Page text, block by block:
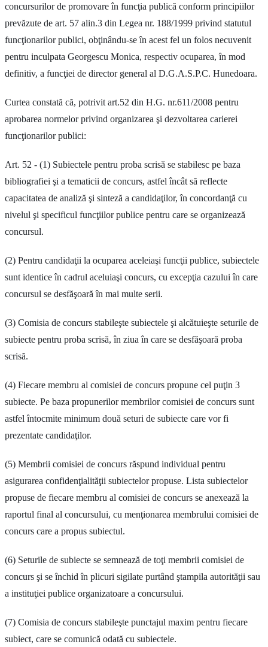
concursurilor de promovare în funcţia publică conform principiilor
prevăzute de art. 57 alin.3 din Legea nr. 188/1999 privind statutul
funcţionarilor publici, obţinându-se în acest fel un folos necuvenit
pentru inculpata Georgescu Monica, respectiv ocuparea, în mod
definitiv, a funcţiei de director general al D.G.A.S.P.C. Hunedoara.
Curtea constată că, potrivit art.52 din H.G. nr.611/2008 pentru
aprobarea normelor privind organizarea şi dezvoltarea carierei
funcţionarilor publici:
Art. 52 - (1) Subiectele pentru proba scrisă se stabilesc pe baza
bibliografiei şi a tematicii de concurs, astfel încât să reflecte
capacitatea de analiză şi sinteză a candidaţilor, în concordanţă cu
nivelul şi specificul funcţiilor publice pentru care se organizează
concursul.
(2) Pentru candidaţii la ocuparea aceleiaşi funcţii publice, subiectele
sunt identice în cadrul aceluiaşi concurs, cu excepţia cazului în care
concursul se desfăşoară în mai multe serii.
(3) Comisia de concurs stabileşte subiectele şi alcătuieşte seturile de
subiecte pentru proba scrisă, în ziua în care se desfăşoară proba
scrisă.
(4) Fiecare membru al comisiei de concurs propune cel puţin 3
subiecte. Pe baza propunerilor membrilor comisiei de concurs sunt
astfel întocmite minimum două seturi de subiecte care vor fi
prezentate candidaţilor.
(5) Membrii comisiei de concurs răspund individual pentru
asigurarea confidenţialităţii subiectelor propuse. Lista subiectelor
propuse de fiecare membru al comisiei de concurs se anexează la
raportul final al concursului, cu menţionarea membrului comisiei de
concurs care a propus subiectul.
(6) Seturile de subiecte se semnează de toţi membrii comisiei de
concurs şi se închid în plicuri sigilate purtând ştampila autorităţii sau
a instituţiei publice organizatoare a concursului.
(7) Comisia de concurs stabileşte punctajul maxim pentru fiecare
subiect, care se comunică odată cu subiectele.